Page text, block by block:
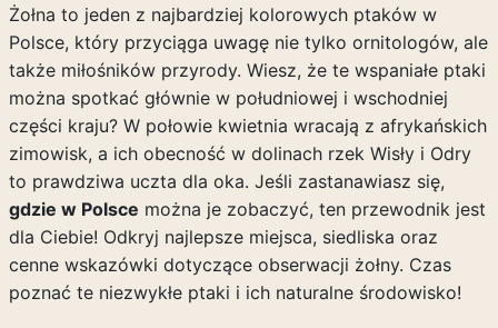
Żołna to jeden z najbardziej kolorowych ptaków w
Polsce, który przyciąga uwagę nie tylko ornitologów, ale
także miłośników przyrody. Wiesz, że te wspaniałe ptaki
można spotkać głównie w południowej i wschodniej
części kraju? W połowie kwietnia wracają z afrykańskich
zimowisk, a ich obecność w dolinach rzek Wisły i Odry
to prawdziwa uczta dla oka. Jeśli zastanawiasz się,
gdzie w Polsce można je zobaczyć, ten przewodnik jest
dla Ciebie! Odkryj najlepsze miejsca, siedliska oraz
cenne wskazówki dotyczące obserwacji żołny. Czas
poznać te niezwykłe ptaki i ich naturalne środowisko!